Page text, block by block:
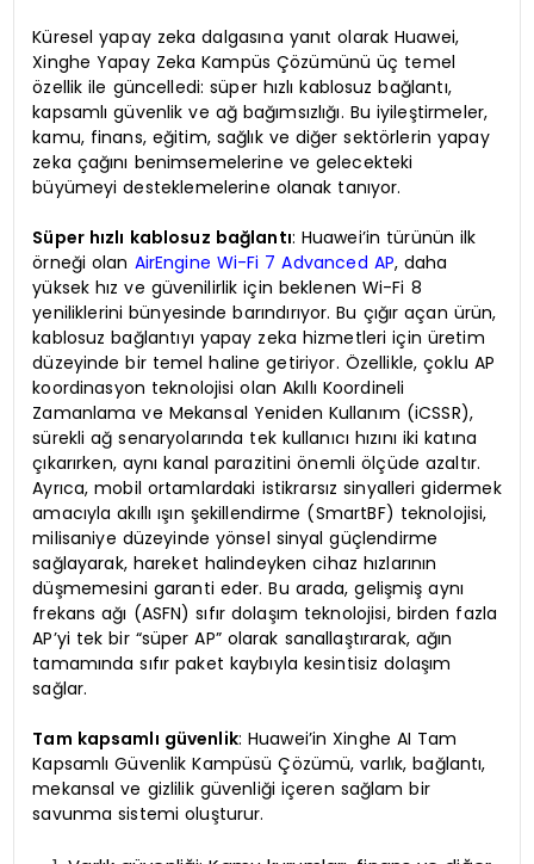
Küresel yapay zeka dalgasına yanıt olarak Huawei,
Xinghe Yapay Zeka Kampüs Çözümünü üç temel
özellik ile güncelledi: süper hızlı kablosuz bağlantı,
kapsamlı güvenlik ve ağ bağımsızlığı. Bu iyileştirmeler,
kamu, finans, eğitim, sağlık ve diğer sektörlerin yapay
zeka çağını benimsemelerine ve gelecekteki
büyümeyi desteklemelerine olanak tanıyor.
Süper hızlı kablosuz bağlantı: Huawei’in türünün ilk
örneği olan AirEngine Wi-Fi 7 Advanced AP, daha
yüksek hız ve güvenilirlik için beklenen Wi-Fi 8
yeniliklerini bünyesinde barındırıyor. Bu çığır açan ürün,
kablosuz bağlantıyı yapay zeka hizmetleri için üretim
düzeyinde bir temel haline getiriyor. Özellikle, çoklu AP
koordinasyon teknolojisi olan Akıllı Koordineli
Zamanlama ve Mekansal Yeniden Kullanım (iCSSR),
sürekli ağ senaryolarında tek kullanıcı hızını iki katına
çıkarırken, aynı kanal parazitini önemli ölçüde azaltır.
Ayrıca, mobil ortamlardaki istikrarsız sinyalleri gidermek
amacıyla akıllı ışın şekillendirme (SmartBF) teknolojisi,
milisaniye düzeyinde yönsel sinyal güçlendirme
sağlayarak, hareket halindeyken cihaz hızlarının
düşmemesini garanti eder. Bu arada, gelişmiş aynı
frekans ağı (ASFN) sıfır dolaşım teknolojisi, birden fazla
AP’yi tek bir “süper AP” olarak sanallaştırarak, ağın
tamamında sıfır paket kaybıyla kesintisiz dolaşım
sağlar.
Tam kapsamlı güvenlik: Huawei’in Xinghe AI Tam
Kapsamlı Güvenlik Kampüsü Çözümü, varlık, bağlantı,
mekansal ve gizlilik güvenliği içeren sağlam bir
savunma sistemi oluşturur.